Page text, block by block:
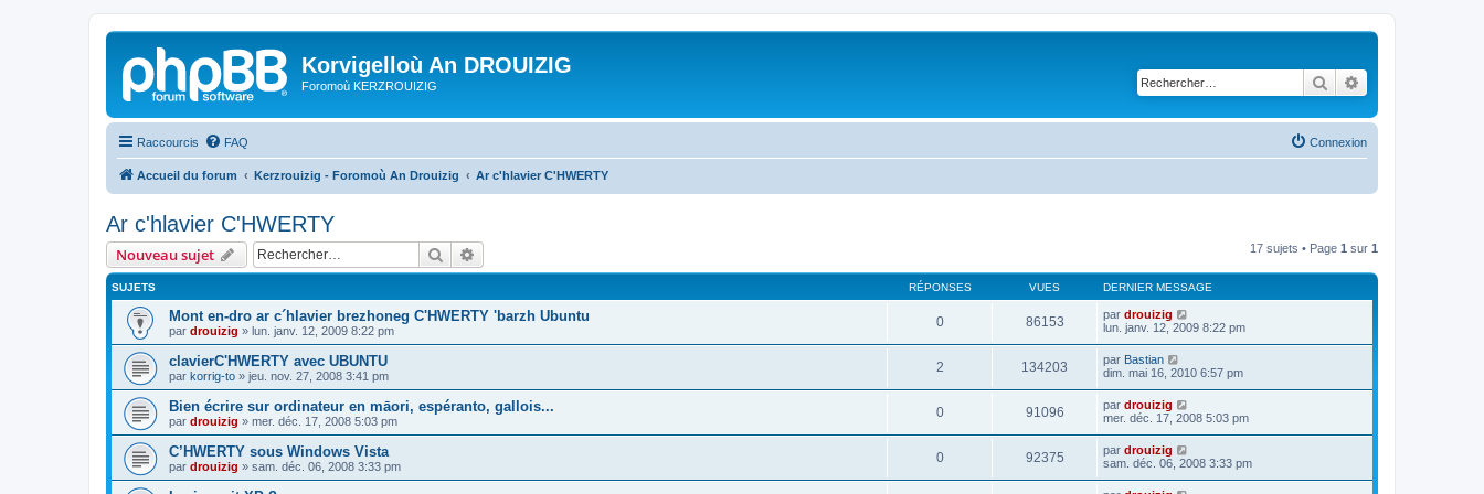
Korvigelloù An DROUIZIG
Foromoù KERZROUIZIG Rechercher
Raccourcis FAQ Connexion
Accueil du forum Kerzrouizig - Foromoù An Drouizig Ar c'hlavier C'HWERTY
Ar c'hlavier C'HWERTY
Nouveau sujet Rechercher 17 sujets • Page 1 sur 1
SUJETS RÉPONSES VUES DERNIER MESSAGE
Mont en-dro ar c´hlavier brezhoneg C'HWERTY 'barzh Ubuntu
par drouizig » lun. janv. 12, 2009 8:22 pm
0 86153 par drouizig
lun. janv. 12, 2009 8:22 pm
clavierC'HWERTY avec UBUNTU
par korrig-to » jeu. nov. 27, 2008 3:41 pm
2 134203 par Bastian
dim. mai 16, 2010 6:57 pm
Bien écrire sur ordinateur en māori, espéranto, gallois...
par drouizig » mer. déc. 17, 2008 5:03 pm
0 91096 par drouizig
mer. déc. 17, 2008 5:03 pm
C’HWERTY sous Windows Vista
par drouizig » sam. déc. 06, 2008 3:33 pm
0 92375 par drouizig
sam. déc. 06, 2008 3:33 pm